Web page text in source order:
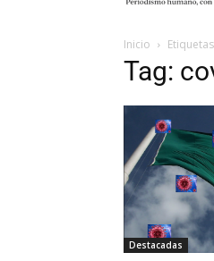
Inicio Etiquetas
Tag:
Destacadas